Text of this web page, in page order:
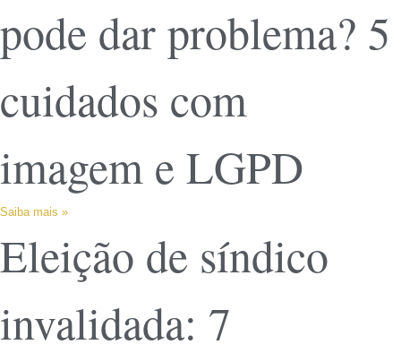
pode dar problema? 5
cuidados com
imagem e LGPD
Saiba mais »
Eleição de síndico
invalidada: 7